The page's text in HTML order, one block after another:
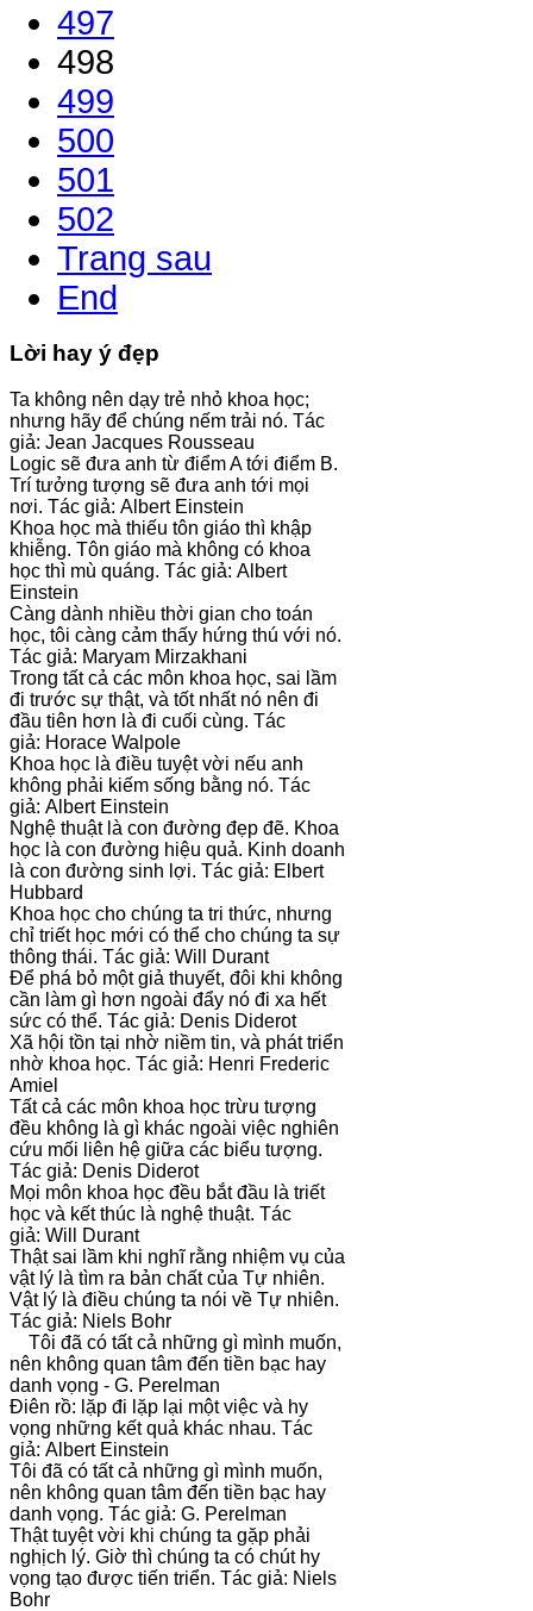
497
498
499
500
501
502
Trang sau
End
Lời hay ý đẹp
Ta không nên dạy trẻ nhỏ khoa học;
nhưng hãy để chúng nếm trải nó. Tác
giả: Jean Jacques Rousseau
Logic sẽ đưa anh từ điểm A tới điểm B.
Trí tưởng tượng sẽ đưa anh tới mọi
nơi. Tác giả: Albert Einstein
Khoa học mà thiếu tôn giáo thì khập
khiễng. Tôn giáo mà không có khoa
học thì mù quáng. Tác giả: Albert
Einstein
Càng dành nhiều thời gian cho toán
học, tôi càng cảm thấy hứng thú với nó.
Tác giả: Maryam Mirzakhani
Trong tất cả các môn khoa học, sai lầm
đi trước sự thật, và tốt nhất nó nên đi
đầu tiên hơn là đi cuối cùng. Tác
giả: Horace Walpole
Khoa học là điều tuyệt vời nếu anh
không phải kiếm sống bằng nó. Tác
giả: Albert Einstein
Nghệ thuật là con đường đẹp đẽ. Khoa
học là con đường hiệu quả. Kinh doanh
là con đường sinh lợi. Tác giả: Elbert
Hubbard
Khoa học cho chúng ta tri thức, nhưng
chỉ triết học mới có thể cho chúng ta sự
thông thái. Tác giả: Will Durant
Để phá bỏ một giả thuyết, đôi khi không
cần làm gì hơn ngoài đẩy nó đi xa hết
sức có thể. Tác giả: Denis Diderot
Xã hội tồn tại nhờ niềm tin, và phát triển
nhờ khoa học. Tác giả: Henri Frederic
Amiel
Tất cả các môn khoa học trừu tượng
đều không là gì khác ngoài việc nghiên
cứu mối liên hệ giữa các biểu tượng.
Tác giả: Denis Diderot
Mọi môn khoa học đều bắt đầu là triết
học và kết thúc là nghệ thuật. Tác
giả: Will Durant
Thật sai lầm khi nghĩ rằng nhiệm vụ của
vật lý là tìm ra bản chất của Tự nhiên.
Vật lý là điều chúng ta nói về Tự nhiên.
Tác giả: Niels Bohr
Tôi đã có tất cả những gì mình muốn,
nên không quan tâm đến tiền bạc hay
danh vọng - G. Perelman
Điên rồ: lặp đi lặp lại một việc và hy
vọng những kết quả khác nhau. Tác
giả: Albert Einstein
Tôi đã có tất cả những gì mình muốn,
nên không quan tâm đến tiền bạc hay
danh vọng. Tác giả: G. Perelman
Thật tuyệt vời khi chúng ta gặp phải
nghịch lý. Giờ thì chúng ta có chút hy
vọng tạo được tiến triển. Tác giả: Niels
Bohr